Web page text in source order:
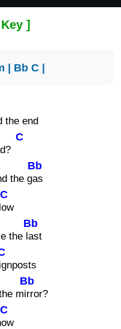
]
| Bb C |
the end
C
the g
Bb
as
C
ow
the l
Bb
ast
ignposts
m
Bb
irror?
C
ow